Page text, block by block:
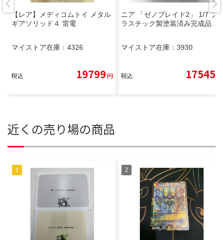
【レア】メディコムトイ メタル
ギアソリッド４ 雷電
マイストア在庫： 4326
税込 19799円
ニア 「ゼノブレイド2」 1/7 プ
ラスチック製塗装済み完成品
マイストア在庫： 3930
税込 17545
近くの売り場の商品